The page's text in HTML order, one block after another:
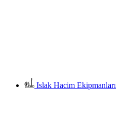
Islak Hacim Ekipmanları